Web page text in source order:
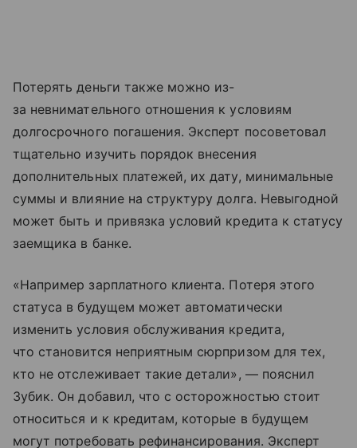
Потерять деньги также можно из-
за невнимательного отношения к условиям
долгосрочного погашения. Эксперт посоветовал
тщательно изучить порядок внесения
дополнительных платежей, их дату, минимальные
суммы и влияние на структуру долга. Невыгодной
может быть и привязка условий кредита к статусу
заемщика в банке.
«Например зарплатного клиента. Потеря этого
статуса в будущем может автоматически
изменить условия обслуживания кредита,
что становится неприятным сюрпризом для тех,
кто не отслеживает такие детали», — пояснил
Зубик. Он добавил, что с осторожностью стоит
относиться и к кредитам, которые в будущем
могут потребовать рефинансирования. Эксперт